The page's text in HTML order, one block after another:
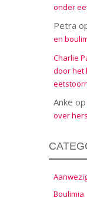
onder
Petra
en
Charlie
door het
Anke op
over
Boulimia